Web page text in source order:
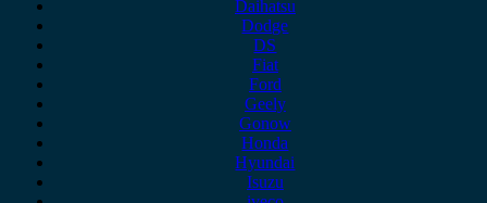
Daihatsu
Dodge
DS
Fiat
Ford
Geely
Gonow
Honda
Hyundai
Isuzu